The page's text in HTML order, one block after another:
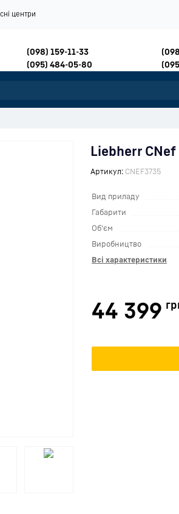
центри
(098) 159-11-33
(095) 484-05-80
Liebherr
Артикул: CNEF3735
Вид приладу
Габарити
Об'єм
Виробництво
Всі характеристики
44 399